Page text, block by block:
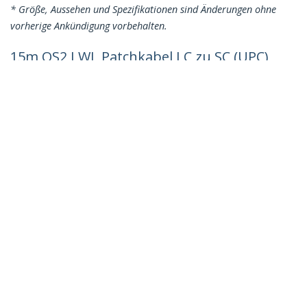
* Größe, Aussehen und Spezifikationen sind Änderungen ohne
vorherige Ankündigung vorbehalten.
15m OS2 LWL Patchkabel LC zu SC (UPC)